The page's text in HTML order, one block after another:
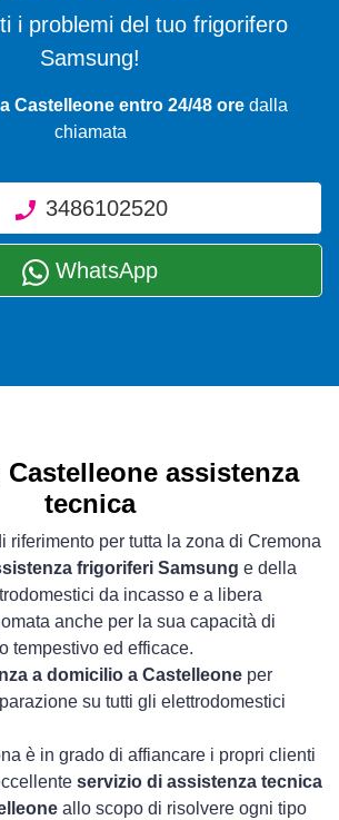
i problemi del tuo frigorifero
Samsung!
a Castelleone entro 24/48 oredalla
chiamata
3486102520
WhatsApp
Castelleone assistenza
tecnica
riferimento per tutta la zona di Cremona
frigoriferi Samsung e della
da incasso e a libera
anche per la sua capacità di
tempestivo ed efficace.
a domicilio a Castelleone per
su tutti gli elettrodomestici
è in grado di affiancare i propri clienti
servizio di assistenza tecnica
allo scopo di risolvere ogni tipo